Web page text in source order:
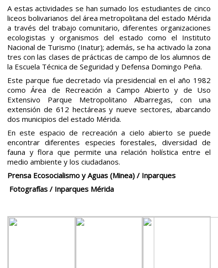
A estas actividades se han sumado los estudiantes de cinco
liceos bolivarianos del área metropolitana del estado Mérida
a través del trabajo comunitario, diferentes organizaciones
ecologistas y organismos del estado como el Instituto
Nacional de Turismo (Inatur); además, se ha activado la zona
tres con las clases de prácticas de campo de los alumnos de
la Escuela Técnica de Seguridad y Defensa Domingo Peña.
Este parque fue decretado vía presidencial en el año 1982
como Área de Recreación a Campo Abierto y de Uso
Extensivo Parque Metropolitano Albarregas, con una
extensión de 612 hectáreas y nueve sectores, abarcando
dos municipios del estado Mérida.
En este espacio de recreación a cielo abierto se puede
encontrar diferentes especies forestales, diversidad de
fauna y flora que permite una relación holística entre el
medio ambiente y los ciudadanos.
Prensa Ecosocialismo y Aguas (Minea) / Inparques
Fotografías / Inparques Mérida